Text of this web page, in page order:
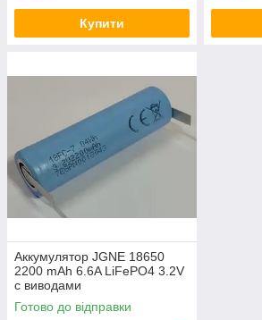
Купити
Аккумулятор JGNE 18650
2200 mAh 6.6A LiFePO4 3.2V
с виводами
Готово до відправки